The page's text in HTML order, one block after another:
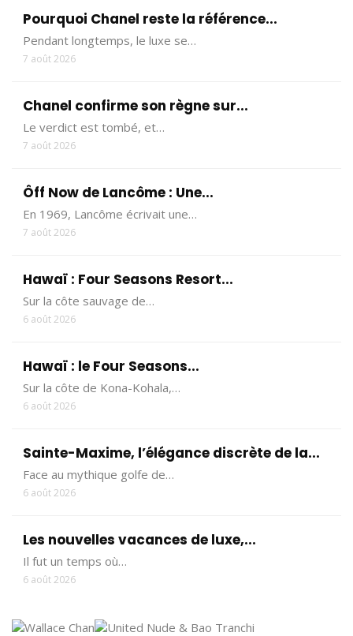
Pourquoi Chanel reste la référence...
Pendant longtemps, le luxe se…
7 août 2026
Chanel confirme son règne sur...
Le verdict est tombé, et…
7 août 2026
Ôff Now de Lancôme : Une...
En 1969, Lancôme écrivait une…
7 août 2026
Hawaï : Four Seasons Resort...
Sur la côte sauvage de…
6 août 2026
Hawaï : le Four Seasons...
Sur la côte de Kona-Kohala,…
6 août 2026
Sainte-Maxime, l’élégance discrète de la...
Face au mythique golfe de…
6 août 2026
Les nouvelles vacances de luxe,...
Il fut un temps où…
6 août 2026